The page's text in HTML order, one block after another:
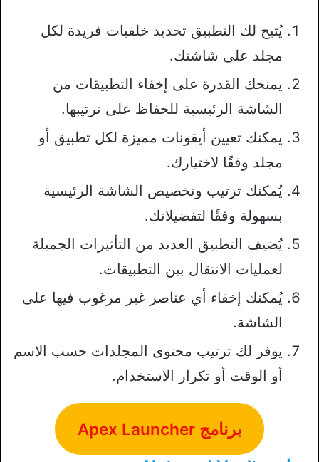
يُتيح لك التطبيق تحديد خلفيات فريدة لكل
مجلد على شاشتك.
يمنحك القدرة على إخفاء التطبيقات من
الشاشة الرئيسية للحفاظ على ترتيبها.
يمكنك تعيين أيقونات مميزة لكل تطبيق أو
مجلد وفقًا لاختيارك.
يُمكنك ترتيب وتخصيص الشاشة الرئيسية
بسهولة وفقًا لتفضيلاتك.
يُضيف التطبيق العديد من التأثيرات الجميلة
لعمليات الانتقال بين التطبيقات.
يُمكنك إخفاء أي عناصر غير مرغوب فيها على
الشاشة.
يوفر لك ترتيب محتوى المجلدات حسب الاسم
أو الوقت أو تكرار الاستخدام.
برنامج Apex Launcher